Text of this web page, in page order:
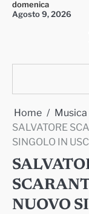
Skipdomenica
Agosto 9, 2026
Home
Musica
SALVATORE
SINGOLO IN
NUOVO